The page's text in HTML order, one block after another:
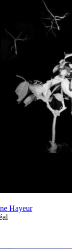
Hayeur